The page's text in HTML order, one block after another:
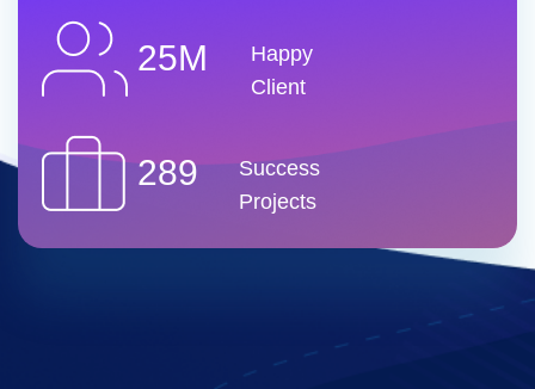
25M
Happy
Client
289
Success
Projects